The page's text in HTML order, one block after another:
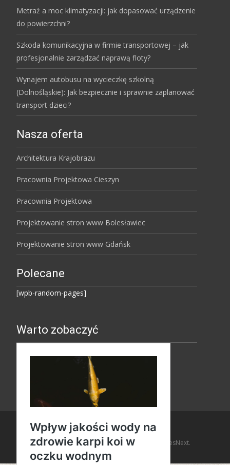
Metraż a moc klimatyzacji: jak dopasować urządzenie
do powierzchni?
Szkoda komunikacyjna w firmie transportowej – jak
profesjonalnie zarządzać naprawą floty?
Wynajem autobusu na wycieczkę szkolną
(Dolnośląskie): Jak bezpiecznie i sprawnie zaplanować
transport dzieci?
Nasza oferta
Architektura Krajobrazu
Pracownia Projektowa Cieszyn
Pracownia Projektowa
Projektowanie stron www Bolesławiec
Projektowanie stron www Gdańsk
Polecane
[wpb-random-pages]
Warto zobaczyć
Copyright © Amaro Design
Powered by WordPress, Themei-design by TemplatesNext.